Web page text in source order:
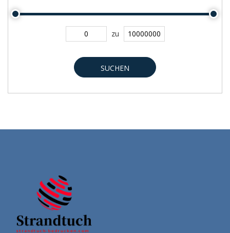
zu
SUCHEN